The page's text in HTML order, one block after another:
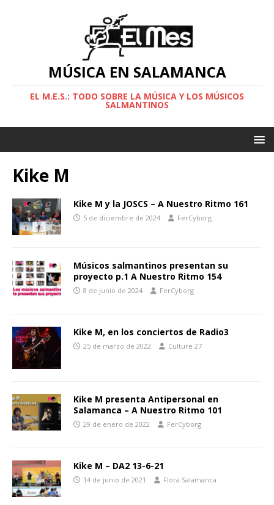
MÚSICA EN SALAMANCA
EL M.E.S.: TODO SOBRE LA MÚSICA Y LOS MÚSICOS
SALMANTINOS
Kike M
Kike M y la JOSCS – A Nuestro Ritmo 161
5 de diciembre de 2024 FerCyborg
Músicos salmantinos presentan su
proyecto p.1 A Nuestro Ritmo 154
8 de junio de 2024 FerCyborg
Kike M, en los conciertos de Radio3
25 de marzo de 2022 Culture 27
Kike M presenta Antipersonal en
Salamanca – A Nuestro Ritmo 101
29 de enero de 2022 FerCyborg
Kike M – DA2 13-6-21
14 de junio de 2021 Flora Salamanca